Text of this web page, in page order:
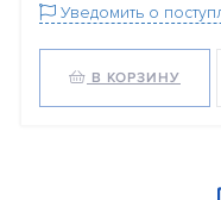
Уведомить о
В КОРЗИНУ